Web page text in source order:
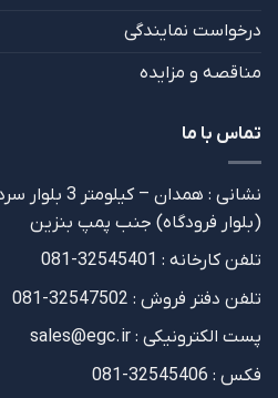
درخواست نمایندگی
مناقصه و مزایده
تماس با ما
نشانی : همدان
(بلوار فرودگاه) جنب پمپ بنزین
تلفن کارخانه : 32545401-081
تلفن دفتر فروش : 32547502-081
پست الکترونیکی : sales@egc.ir
فکس : 32545406-081